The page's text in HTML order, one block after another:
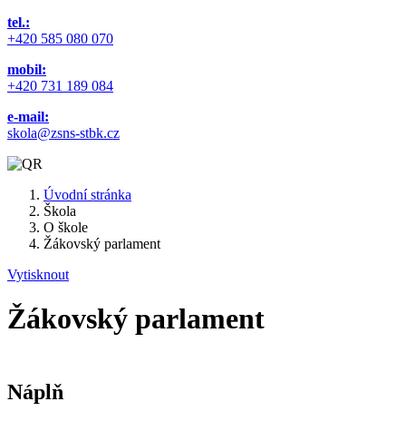
tel.:
+420 585 080 070
mobil:
+420 731 189 084
e-mail:
skola@zsns-stbk.cz
Úvodní stránka
Škola
O škole
Žákovský parlament
Vytisknout
Žákovský parlament
Náplň